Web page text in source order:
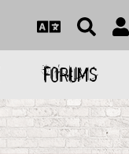
FORUMS